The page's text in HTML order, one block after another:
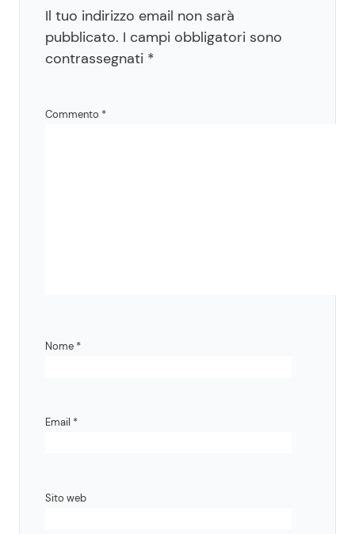
Il tuo indirizzo email non sarà
pubblicato. I campi obbligatori sono
contrassegnati *
Commento *
Nome *
Email *
Sito web